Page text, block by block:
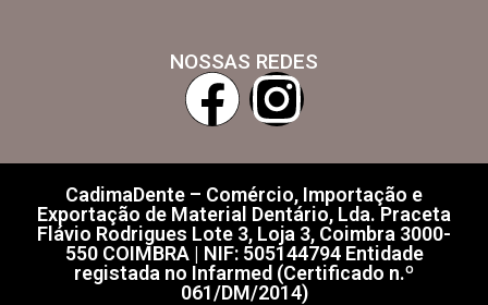
NOSSAS REDES
CadimaDente – Comércio, Importação e
Exportação de Material Dentário, Lda. Praceta
Flávio Rodrigues Lote 3, Loja 3, Coimbra 3000-
550 COIMBRA | NIF: 505144794 Entidade
registada no Infarmed (Certificado n.º
061/DM/2014)